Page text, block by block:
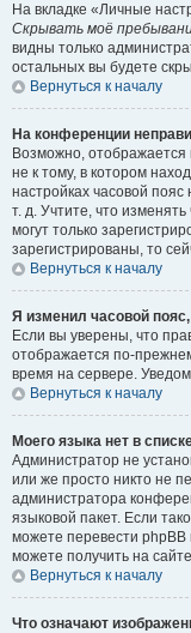
На вкладке «Личные
Скрывать моё
видны только
остальных вы будете
Вернуться к началу
На конференции
Возможно, отображается
не к тому, в котором
настройках часовой пояс
т. д. Учтите, что
могут только
зарегистрированы, то
Вернуться к началу
Я изменил часовой
Если вы уверены, что
отображается по-
время на сервере.
Вернуться к началу
Моего языка нет в
Администратор не
или же просто никто не
администратора
языковой пакет. Если
можете перевести
можете получить на сайте
Вернуться к началу
Что означают